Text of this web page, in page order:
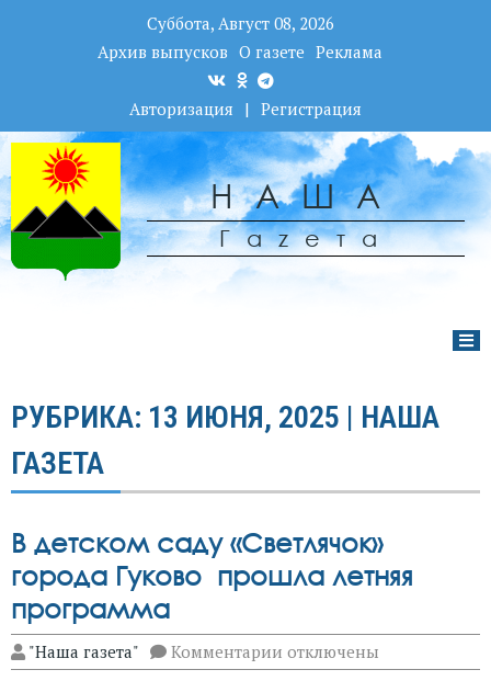
Суббота, Август 08, 2026
Архив выпусков О газете Реклама
Авторизация | Регистрация
НАША
Гаzета
РУБРИКА: 13 ИЮНЯ, 2025 | НАША
ГАЗЕТА
В детском саду «Светлячок»
города Гуково прошла летняя
программа
"Наша газета" Комментарии к
записи
отключены